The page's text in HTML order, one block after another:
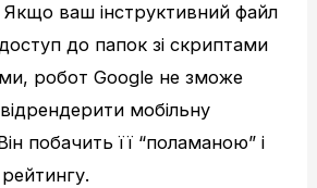
ваш інструктивний файл
до папок зі скриптами
робот Google не зможе
мобільну
побачить її “поламаною” і